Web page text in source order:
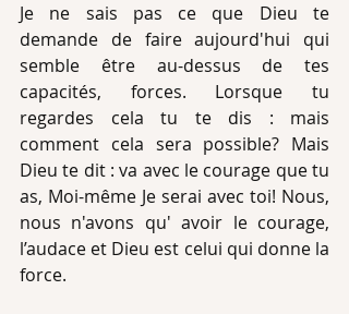
Je ne sais pas ce que Dieu te
demande de faire aujourd'hui qui
semble être au-dessus de tes
capacités, forces. Lorsque tu
regardes cela tu te dis : mais
comment cela sera possible? Mais
Dieu te dit : va avec le courage que tu
as, Moi-même Je serai avec toi! Nous,
nous n'avons qu' avoir le courage,
l’audace et Dieu est celui qui donne la
force.